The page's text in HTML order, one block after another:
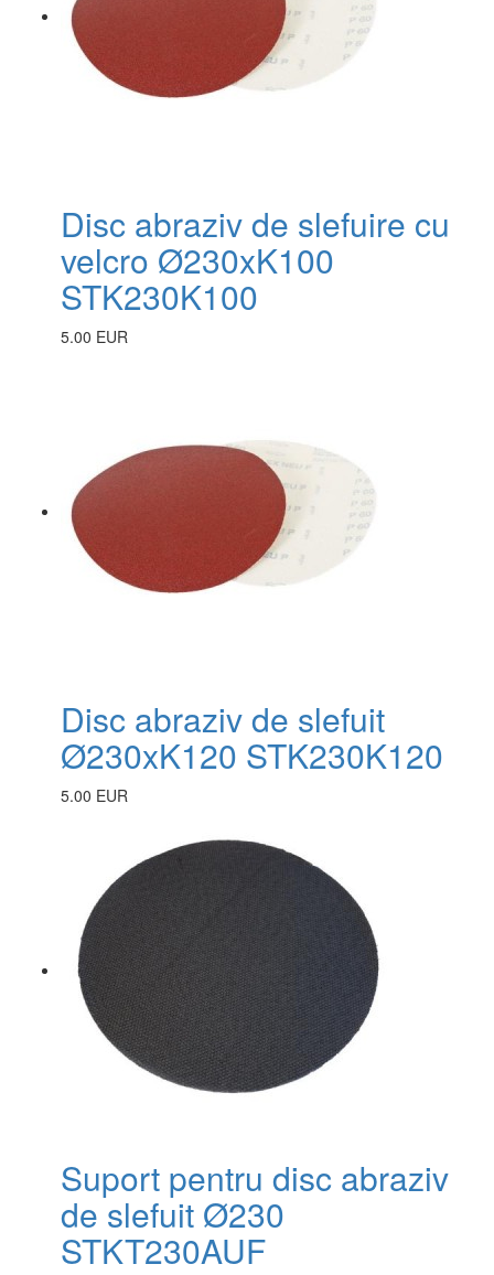
Disc abraziv de slefuire cu
velcro Ø230xK100
STK230K100
5.00 EUR
Disc abraziv de slefuit
Ø230xK120 STK230K120
5.00 EUR
Suport pentru disc abraziv
de slefuit Ø230
STKT230AUF